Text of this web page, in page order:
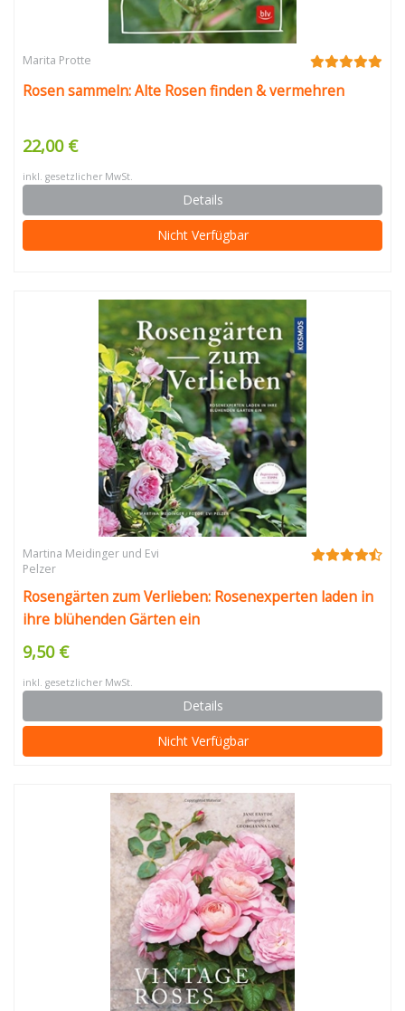
Marita Protte
Rosen sammeln: Alte Rosen finden & vermehren
22,00 €
inkl. gesetzlicher MwSt.
Details
Nicht Verfügbar
Martina Meidinger und Evi
Pelzer
Rosengärten zum Verlieben: Rosenexperten laden in
ihre blühenden Gärten ein
9,50 €
inkl. gesetzlicher MwSt.
Details
Nicht Verfügbar